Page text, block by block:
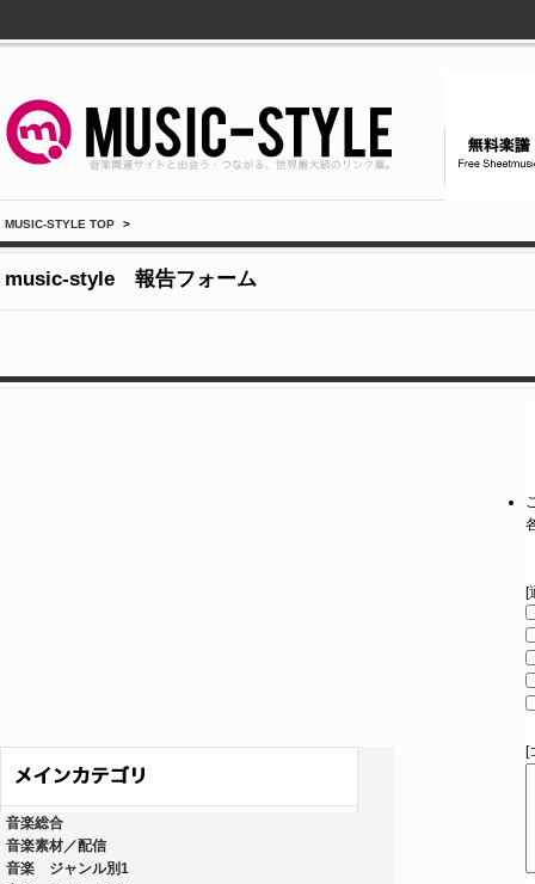
MUSIC-STYLE TOP >
music-style 報告フォーム
音楽総合
音楽素材／配信
音楽 ジャンル別1
[
[